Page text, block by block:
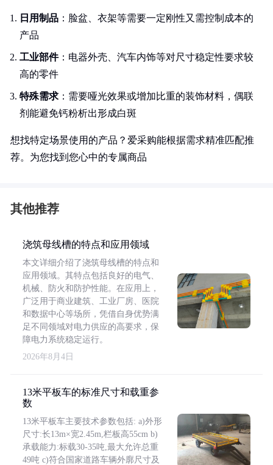
日用制品 ：脸盆、衣架等需要一定刚性又需控制成本的
产品
工业部件：电器外壳、汽车内饰等对尺寸稳定性要求较
高的零件
特殊需求 ：需要哑光效果或增加比重的装饰材料，偶联
剂能避免钙粉析出形成白斑
想找特定场景使用的产品？爱采购能根据需求精准匹配推
荐。为您找到您心中的专属商品
其他推荐
浇筑母线槽的特点和应用领域
本文详细介绍了浇筑母线槽的特点和
应用领域。其特点包括良好的电气、
机械、防火和防护性能。在应用上，
广泛用于商业建筑、工业厂房、医院
和数据中心等场所，凭借自身优势满
足不同领域对电力供应的高要求，保
障电力系统稳定运行。
2026年8月4日
13米平板车的标准尺寸和载重参
数
13米平板车主要技术参数包括: a)外形
尺寸:长13m×宽2.45m,栏板高55cm b)
承载能力:标载30-35吨,最大允许总重
49吨 c)符合国家道路车辆外廓尺寸及